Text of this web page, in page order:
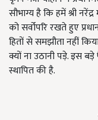
सौभाग्य है कि हमें श्री
को सर्वोपरि रखते हुए
हितों से समझौता नहीं
क्यों ना उठानी पड़े. इस
स्थापित की है.